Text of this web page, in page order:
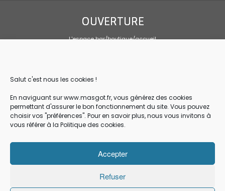
Salut c'est nous les cookies !
En naviguant sur www.masgot.fr, vous générez des cookies
permettant d'assurer le bon fonctionnement du site. Vous pouvez
choisir vos "préférences". Pour en savoir plus, nous vous invitons à
vous référer à la Politique des cookies.
Accepter
Refuser
OUVERTURE
L'espace bar/boutique/accueil
CONTACT
Association Loi 1901
Les Amis de la Pierre de Masgot
05.55.66.98.88 / masgot23@gmail.com
Mentions légales
Conditions générale de vente et de réservation en ligne
Politique des cookies